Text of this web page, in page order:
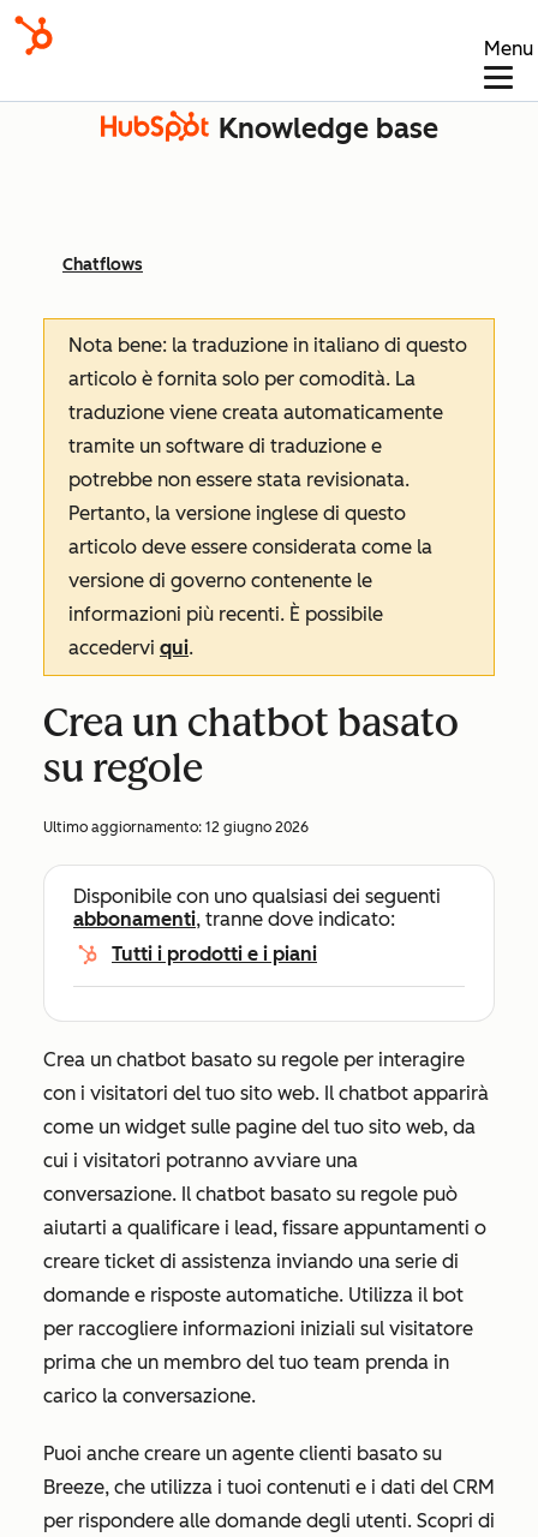
Menu
Knowledge base
Chatflows
Nota bene: la traduzione in italiano di questo
articolo è fornita solo per comodità. La
traduzione viene creata automaticamente
tramite un software di traduzione e
potrebbe non essere stata revisionata.
Pertanto, la versione inglese di questo
articolo deve essere considerata come la
versione di governo contenente le
informazioni più recenti. È possibile
accedervi qui.
Crea un chatbot basato
su regole
Ultimo aggiornamento: 12 giugno 2026
Disponibile con uno qualsiasi dei seguenti
abbonamenti, tranne dove indicato:
Tutti i prodotti e i piani
Crea un chatbot basato su regole per interagire
con i visitatori del tuo sito web. Il chatbot apparirà
come un widget sulle pagine del tuo sito web, da
cui i visitatori potranno avviare una
conversazione. Il chatbot basato su regole può
aiutarti a qualificare i lead, fissare appuntamenti o
creare ticket di assistenza inviando una serie di
domande e risposte automatiche. Utilizza il bot
per raccogliere informazioni iniziali sul visitatore
prima che un membro del tuo team prenda in
carico la conversazione.
Puoi anche creare un agente clienti basato su
Breeze, che utilizza i tuoi contenuti e i dati del CRM
per rispondere alle domande degli utenti. Scopri di